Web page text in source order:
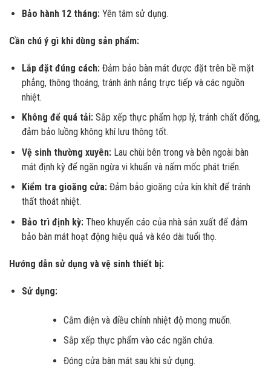
Bảo hành 12 tháng:Yên tâm sử dụng.
Cần chú ý gì khi dùng sản phẩm:
Lắp đặt đúng cách:Đảm bảo bàn mát được đặt trên bề mặt
phẳng, thông thoáng, tránh ánh nắng trực tiếp và các nguồn
nhiệt.
Không để quá tải:Sắp xếp thực phẩm hợp lý, tránh chất đống,
đảm bảo luồng không khí lưu thông tốt.
Vệ sinh thường xuyên:Lau chùi bên trong và bên ngoài bàn
mát định kỳ để ngăn ngừa vi khuẩn và nấm mốc phát triển.
Kiểm tra gioăng cửa:Đảm bảo gioăng cửa kín khít để tránh
thất thoát nhiệt.
Bảo trì định kỳ:Theo khuyến cáo của nhà sản xuất để đảm
bảo bàn mát hoạt động hiệu quả và kéo dài tuổi thọ.
Hướng dẫn sử dụng và vệ sinh thiết bị:
Sử dụng:
Cắm điện và điều chỉnh nhiệt độ mong muốn.
Sắp xếp thực phẩm vào các ngăn chứa.
Đóng cửa bàn mát sau khi sử dụng.